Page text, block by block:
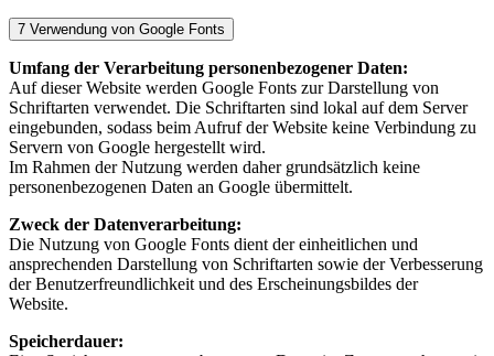
7 Verwendung von Google Fonts
Umfang der Verarbeitung personenbezogener Daten:
Auf dieser Website werden Google Fonts zur Darstellung von
Schriftarten verwendet. Die Schriftarten sind lokal auf dem Server
eingebunden, sodass beim Aufruf der Website keine Verbindung zu
Servern von Google hergestellt wird.
Im Rahmen der Nutzung werden daher grundsätzlich keine
personenbezogenen Daten an Google übermittelt.
Zweck der Datenverarbeitung:
Die Nutzung von Google Fonts dient der einheitlichen und
ansprechenden Darstellung von Schriftarten sowie der Verbesserung
der Benutzerfreundlichkeit und des Erscheinungsbildes der
Website.
Speicherdauer: